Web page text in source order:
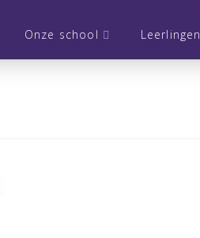
Onze school Leerlingen